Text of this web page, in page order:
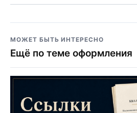
МОЖЕТ БЫТЬ ИНТЕРЕСНО
Ещё по теме оформления